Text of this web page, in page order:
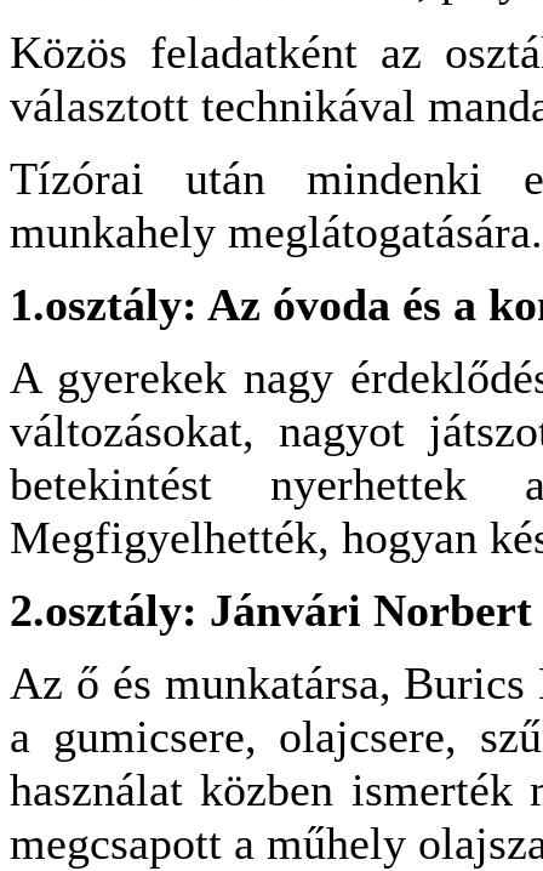
Közös feladatként az
választott technikával
Tízórai után mindenki
munkahely meglátogatására.
1.osztály: Az óvoda és a
A gyerekek nagy
változásokat, nagyot
betekintést
Megfigyelhették, hogyan
2.osztály: Jánvári Norbert
Az ő és munkatársa,
a gumicsere, olajcsere,
használat közben
megcsapott a műhely